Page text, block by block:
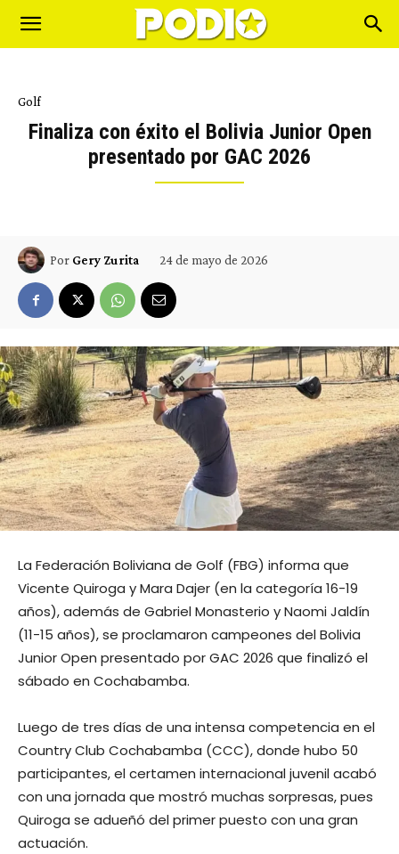
Golf
Finaliza con éxito el Bolivia Junior Open
presentado por GAC 2026
Por Gery Zurita 24 de mayo de 2026
La Federación Boliviana de Golf (FBG) informa que
Vicente Quiroga y Mara Dajer (en la categoría 16-19
años), además de Gabriel Monasterio y Naomi Jaldín
(11-15 años), se proclamaron campeones del Bolivia
Junior Open presentado por GAC 2026 que finalizó el
sábado en Cochabamba.
Luego de tres días de una intensa competencia en el
Country Club Cochabamba (CCC), donde hubo 50
participantes, el certamen internacional juvenil acabó
con una jornada que mostró muchas sorpresas, pues
Quiroga se adueñó del primer puesto con una gran
actuación.